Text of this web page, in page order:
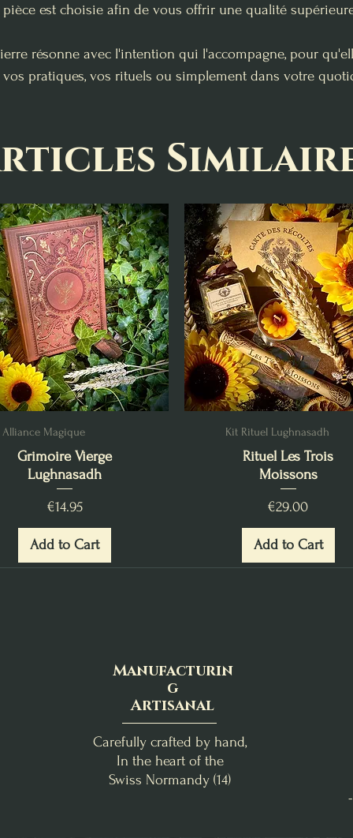
pièce est choisie afin de vous offrir une qualité
résonne avec l'intention qui l'accompagne, pour
vos pratiques, vos rituels ou simplement dans votre
Alliance Magique
Grimoire Vierge
Lughnasadh
Price
€14.95
Add to Cart
Kit Rituel Lughnasadh
Rituel Les Trois
Moissons
Price
€29.00
Add to Cart
Manufacturin
g
Artisanal
Carefully crafted by hand,
In the heart of the
Swiss Normandy (14)